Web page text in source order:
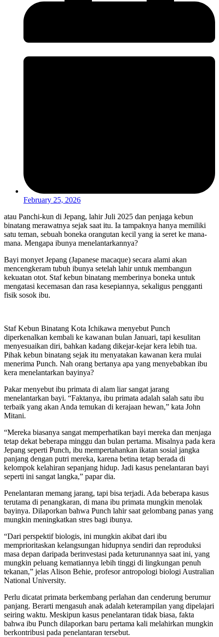
February 25, 2026
atau Panchi-kun di Jepang, lahir Juli 2025 dan penjaga kebun
binatang merawatnya sejak saat itu. Ia tampaknya hanya memiliki
satu teman, sebuah boneka orangutan kecil yang ia seret ke mana-
mana. Mengapa ibunya menelantarkannya?
Bayi monyet Jepang (Japanese macaque) secara alami akan
mencengkeram tubuh ibunya setelah lahir untuk membangun
kekuatan otot. Staf kebun binatang memberinya boneka untuk
mengatasi kecemasan dan rasa kesepiannya, sekaligus pengganti
fisik sosok ibu.
Staf Kebun Binatang Kota Ichikawa menyebut Punch
diperkenalkan kembali ke kawanan bulan Januari, tapi kesulitan
menyesuaikan diri, bahkan kadang dikejar-kejar kera lebih tua.
Pihak kebun binatang sejak itu menyatakan kawanan kera mulai
menerima Punch. Nah orang bertanya apa yang menyebabkan ibu
kera menelantarkan bayinya?
Pakar menyebut ibu primata di alam liar sangat jarang
menelantarkan bayi. “Faktanya, ibu primata adalah salah satu ibu
terbaik yang akan Anda temukan di kerajaan hewan,” kata John
Mitani.
“Mereka biasanya sangat memperhatikan bayi mereka dan menjaga
tetap dekat beberapa minggu dan bulan pertama. Misalnya pada kera
Jepang seperti Punch, ibu mempertahankan ikatan sosial jangka
panjang dengan putri mereka, karena betina tetap berada di
kelompok kelahiran sepanjang hidup. Jadi kasus penelantaran bayi
seperti ini sangat langka,” papar dia.
Penelantaran memang jarang, tapi bisa terjadi. Ada beberapa kasus
terutama di penangkaran, di mana ibu primata mungkin menolak
bayinya. Dilaporkan bahwa Punch lahir saat gelombang panas yang
mungkin meningkatkan stres bagi ibunya.
“Dari perspektif biologis, ini mungkin akibat dari ibu
memprioritaskan kelangsungan hidupnya sendiri dan reproduksi
masa depan daripada berinvestasi pada keturunannya saat ini, yang
mungkin peluang kematiannya lebih tinggi di lingkungan penuh
tekanan,” jelas Alison Behie, profesor antropologi biologi Australian
National University.
Perlu dicatat primata berkembang perlahan dan cenderung berumur
panjang. Berarti mengasuh anak adalah keterampilan yang dipelajari
seiring waktu. Meskipun kasus penelantaran tidak biasa, fakta
bahwa ibu Punch dilaporkan baru pertama kali melahirkan mungkin
berkontribusi pada penelantaran tersebut.